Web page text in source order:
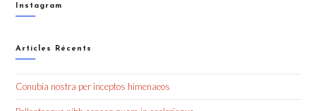
Instagram
Articles Récents
Conubia nostra per inceptos himenaeos